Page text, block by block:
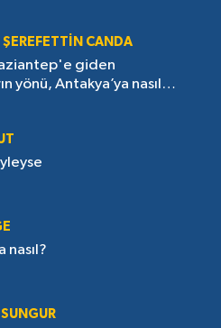
ŞEREFETTIN CANDA
giden
yönü, Antakya’ya nasıl
nasıl?